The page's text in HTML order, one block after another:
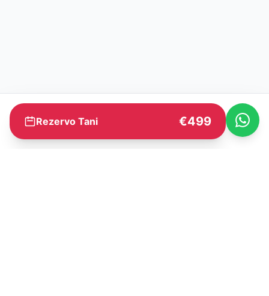
Rezervo Tani €499